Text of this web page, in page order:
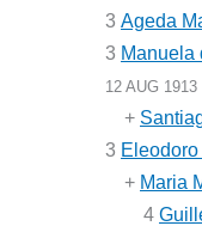
3 Ageda
3 Manuela
12 AUG 1913
+
3
+ Maria
4